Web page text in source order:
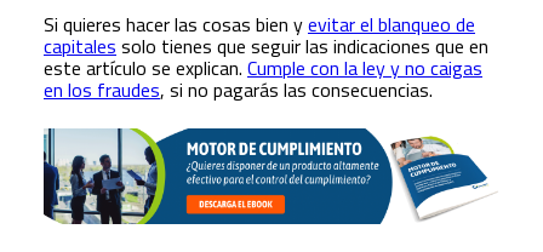
Si quieres hacer las cosas bien yevitar el blanqueo de
capitales solo tienes que seguir las indicaciones que en
este artículo se explican. Cumple con la ley y no caigas
en los fraudes, si no pagarás las consecuencias.